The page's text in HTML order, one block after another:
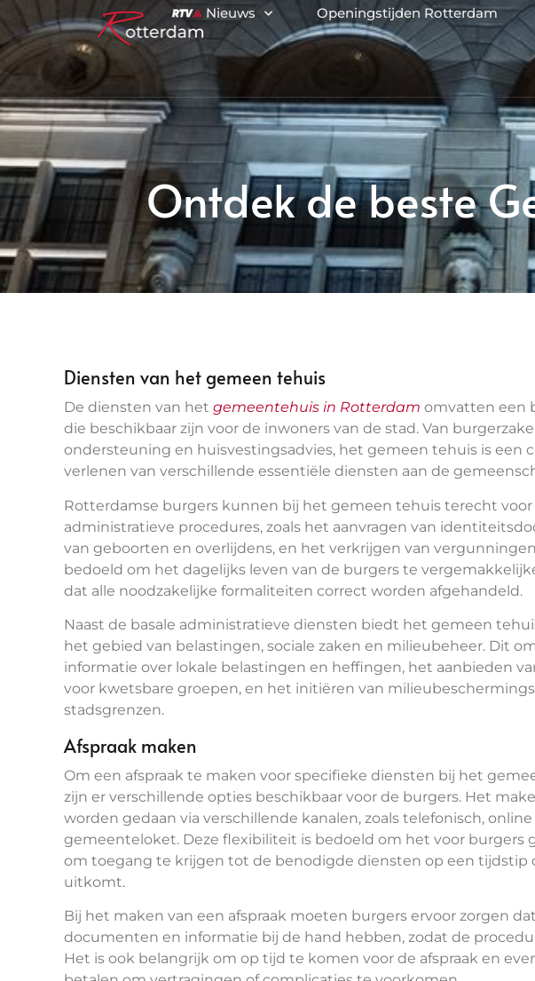
Nieuws Openingstijden Rotterdam
Ontdek de beste
Diensten van het gemeen tehuis
De diensten van het gemeentehuis in Rotterdam omvatten een
die beschikbaar zijn voor de inwoners van de stad. Van
ondersteuning en huisvestingsadvies, het gemeen tehuis is een
verlenen van verschillende essentiële diensten aan de
Rotterdamse burgers kunnen bij het gemeen tehuis terecht voor
administratieve procedures, zoals het aanvragen van
van geboorten en overlijdens, en het verkrijgen van
bedoeld om het dagelijks leven van de burgers te
dat alle noodzakelijke formaliteiten correct worden afgehandeld.
Naast de basale administratieve diensten biedt het gemeen
het gebied van belastingen, sociale zaken en milieubeheer. Dit
informatie over lokale belastingen en heffingen, het aanbieden
voor kwetsbare groepen, en het initiëren van
stadsgrenzen.
Afspraak maken
Om een afspraak te maken voor specifieke diensten bij het
zijn er verschillende opties beschikbaar voor de burgers. Het
worden gedaan via verschillende kanalen, zoals telefonisch,
gemeenteloket. Deze flexibiliteit is bedoeld om het voor burgers
om toegang te krijgen tot de benodigde diensten op een tijdstip
uitkomt.
Bij het maken van een afspraak moeten burgers ervoor zorgen
documenten en informatie bij de hand hebben, zodat de
Het is ook belangrijk om op tijd te komen voor de afspraak en